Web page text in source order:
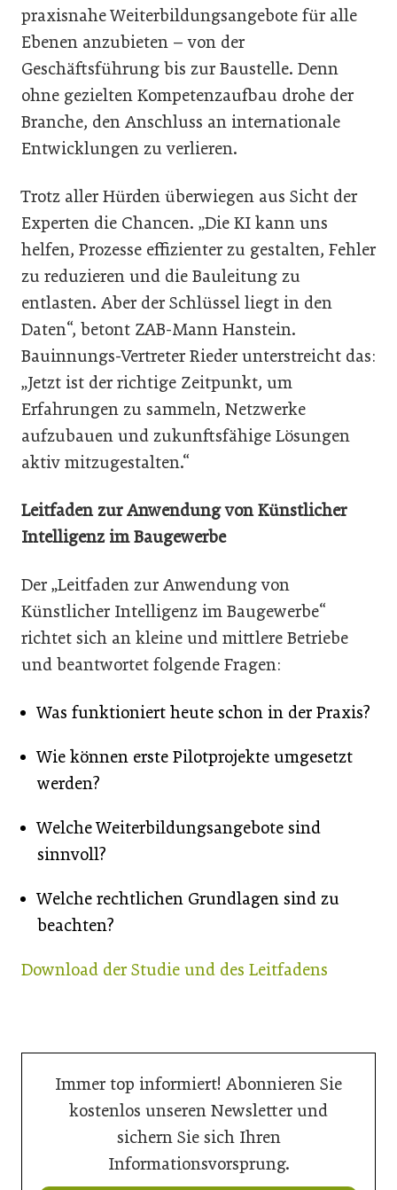
praxisnahe Weiterbildungsangebote für alle
Ebenen anzubieten – von der
Geschäftsführung bis zur Baustelle. Denn
ohne gezielten Kompetenzaufbau drohe der
Branche, den Anschluss an internationale
Entwicklungen zu verlieren.
Trotz aller Hürden überwiegen aus Sicht der
Experten die Chancen. „Die KI kann uns
helfen, Prozesse effizienter zu gestalten, Fehler
zu reduzieren und die Bauleitung zu
entlasten. Aber der Schlüssel liegt in den
Daten“, betont ZAB-Mann Hanstein.
Bauinnungs-Vertreter Rieder unterstreicht das:
„Jetzt ist der richtige Zeitpunkt, um
Erfahrungen zu sammeln, Netzwerke
aufzubauen und zukunftsfähige Lösungen
aktiv mitzugestalten.“
Leitfaden zur Anwendung von Künstlicher
Intelligenz im Baugewerbe
Der „Leitfaden zur Anwendung von
Künstlicher Intelligenz im Baugewerbe“
richtet sich an kleine und mittlere Betriebe
und beantwortet folgende Fragen:
Was funktioniert heute schon in der Praxis?
Wie können erste Pilotprojekte umgesetzt
werden?
Welche Weiterbildungsangebote sind
sinnvoll?
Welche rechtlichen Grundlagen sind zu
beachten?
Download der Studie und des Leitfadens
Immer top informiert! Abonnieren Sie
kostenlos unseren Newsletter und
sichern Sie sich Ihren
Informationsvorsprung.